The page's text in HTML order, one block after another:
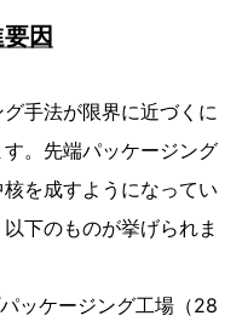
因
手法が限界に近づくに
。先端パッケージング
を成すようになってい
下のものが挙げられま
ッケージング工場（28